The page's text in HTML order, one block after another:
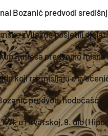
Bozanić predvodi
zvijezde posjetili
Kutleša predvodio
koji razmišljaju o
predvodi
u Hrvatskoj, 9. dio